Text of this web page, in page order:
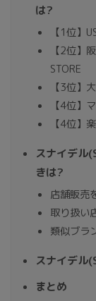
は?
【1位】
【2位】
STORE
【3位】
【4位】
【4位】
スナイデル
きは?
店舗販売
取り扱い
類似ブラ
スナイデ
まとめ